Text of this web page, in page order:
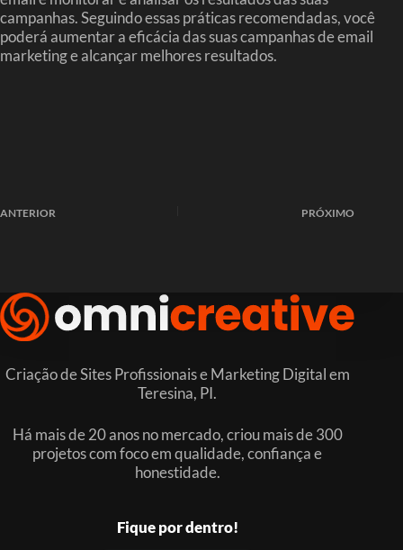
campanhas. Seguindo essas práticas recomendadas, você
poderá aumentar a eficácia das suas campanhas de email
marketing e alcançar melhores resultados.
ANTERIOR PRÓXIMO
Criação de Sites Profissionais e Marketing Digital em
Teresina, PI.
Há mais de 20 anos no mercado, criou mais de 300
projetos com foco em qualidade, confiança e
honestidade.
Fique por dentro!